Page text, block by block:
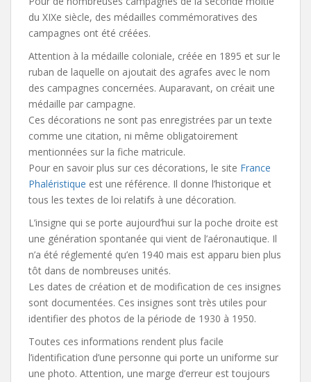
du XIXe siècle, des médailles commémoratives des
campagnes ont été créées.
Attention à la médaille coloniale, créée en 1895 et sur le
ruban de laquelle on ajoutait des agrafes avec le nom
des campagnes concernées. Auparavant, on créait une
médaille par campagne.
Ces décorations ne sont pas enregistrées par un texte
comme une citation, ni même obligatoirement
mentionnées sur la fiche matricule.
Pour en savoir plus sur ces décorations, le site France
Phaléristique est une référence. Il donne l’historique et
tous les textes de loi relatifs à une décoration.
L’insigne qui se porte aujourd’hui sur la poche droite est
une génération spontanée qui vient de l’aéronautique. Il
n’a été réglementé qu’en 1940 mais est apparu bien plus
tôt dans de nombreuses unités.
Les dates de création et de modification de ces insignes
sont documentées. Ces insignes sont très utiles pour
identifier des photos de la période de 1930 à 1950.
Toutes ces informations rendent plus facile
l’identification d’une personne qui porte un uniforme sur
une photo. Attention, une marge d’erreur est toujours